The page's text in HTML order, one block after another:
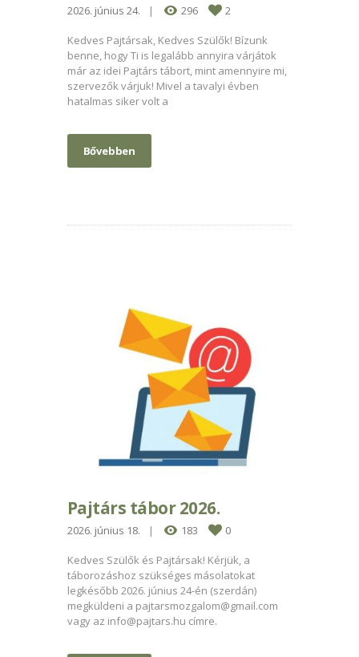
2026. június 24. 296 2
Kedves Pajtársak, Kedves Szülők! Bízunk
benne, hogy Ti is legalább annyira várjátok
már az idei Pajtárs tábort, mint amennyire mi,
szervezők várjuk! Mivel a tavalyi évben
hatalmas siker volt a
Bővebben
Pajtárs tábor 2026.
2026. június 18. 183 0
Kedves Szülők és Pajtársak! Kérjük, a
táborozáshoz szükséges másolatokat
legkésőbb 2026. június 24-én (szerdán)
megküldeni a pajtarsmozgalom@gmail.com
vagy az info@pajtars.hu címre.